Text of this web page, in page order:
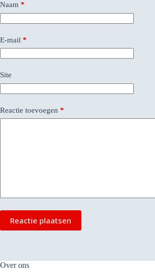
Naam *
E-mail *
Site
Reactie toevoegen *
Reactie plaatsen
Over ons